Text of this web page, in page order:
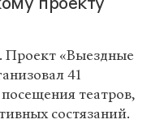
проекту
. Проект «Выездные
41
театров,
состязаний.